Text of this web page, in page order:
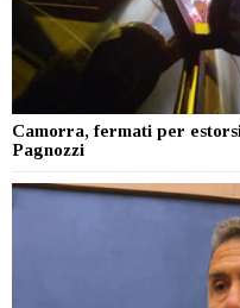
Camorra, fermati per
Pagnozzi